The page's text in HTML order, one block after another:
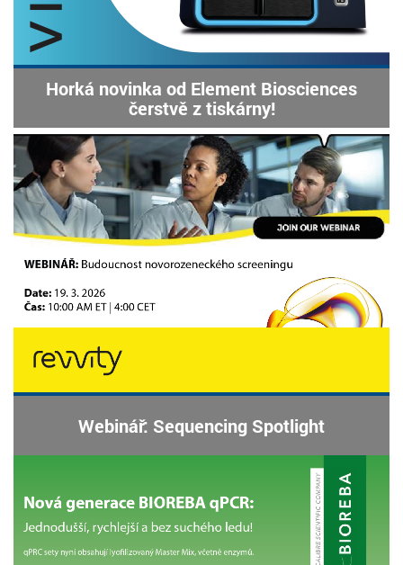
Horká novinka od Element Biosciences
čerstvě z tiskárny!
Webinář: Sequencing Spotlight